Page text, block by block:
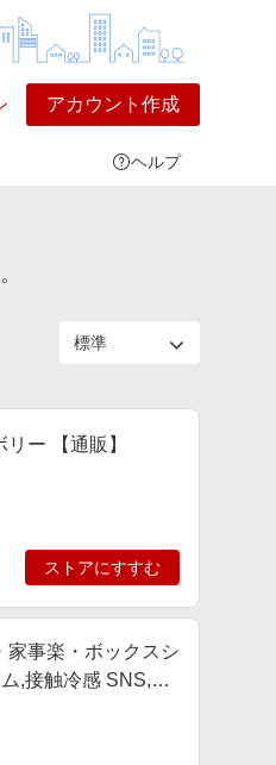
アカウント作成
ヘルプ
ー 【通販】
ストアにすすむ
家事楽・ボックスシ
,接触冷感 SNS,イ